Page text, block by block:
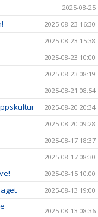
2025-08-25
2025-08-23 16:30
2025-08-23 15:38
2025-08-23 10:00
2025-08-23 08:19
2025-08-21 08:54
2025-08-20 20:34
2025-08-20 09:28
2025-08-17 18:37
2025-08-17 08:30
2025-08-15 10:00
2025-08-13 19:00
2025-08-13 08:36